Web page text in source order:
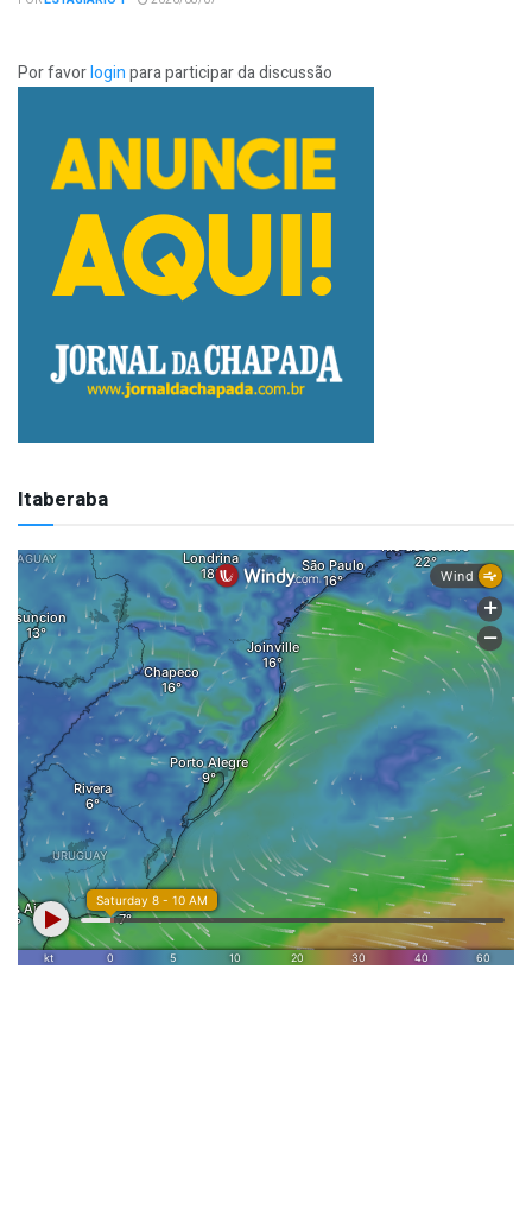
Por favorloginpara participar da discussão
Itaberaba